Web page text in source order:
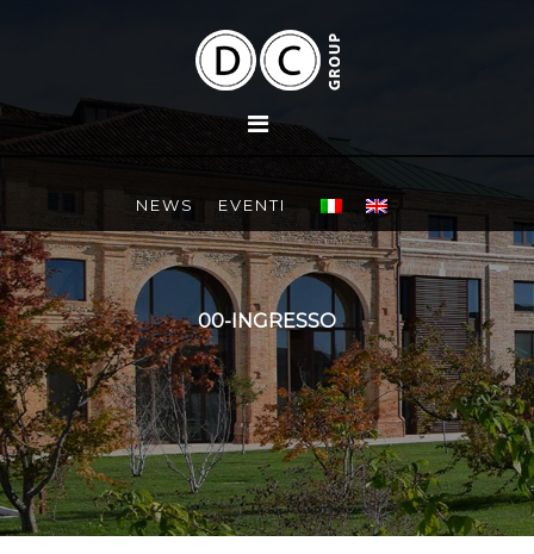
NEWS EVENTI
00-INGRESSO